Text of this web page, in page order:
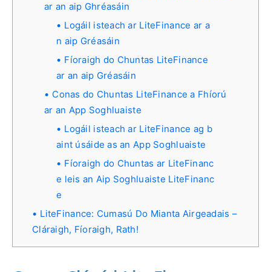
ar an aip Ghréasáin
Logáil isteach ar LiteFinance ar a
n aip Gréasáin
Fíoraigh do Chuntas LiteFinance
ar an aip Gréasáin
Conas do Chuntas LiteFinance a Fhíorú
ar an App Soghluaiste
Logáil isteach ar LiteFinance ag b
aint úsáide as an App Soghluaiste
Fíoraigh do Chuntas ar LiteFinanc
e leis an Aip Soghluaiste LiteFinanc
e
LiteFinance: Cumasú Do Mianta Airgeadais –
Cláraigh, Fíoraigh, Rath!